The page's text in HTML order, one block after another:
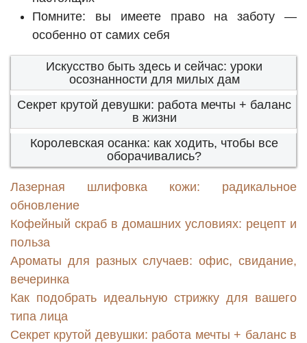
Помните: вы имеете право на заботу —
особенно от самих себя
Искусство быть здесь и сейчас: уроки
осознанности для милых дам
Секрет крутой девушки: работа мечты + баланс
в жизни
Королевская осанка: как ходить, чтобы все
оборачивались?
Лазерная шлифовка кожи: радикальное
обновление
Кофейный скраб в домашних условиях: рецепт и
польза
Ароматы для разных случаев: офис, свидание,
вечеринка
Как подобрать идеальную стрижку для вашего
типа лица
Секрет крутой девушки: работа мечты + баланс в